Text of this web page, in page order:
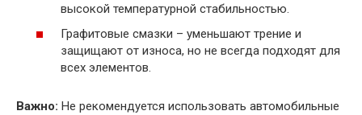
высокой температурной стабильностью.
Графитовые смазки – уменьшают трение и
защищают от износа, но не всегда подходят для
всех элементов.
Важно: Не рекомендуется использовать автомобильные